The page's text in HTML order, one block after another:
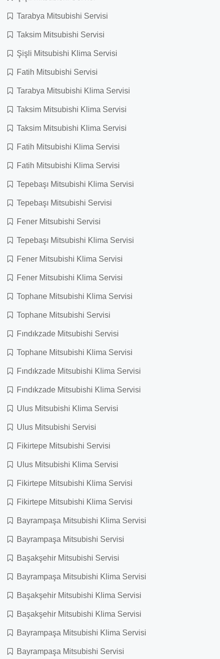
Tarabya Mitsubishi Servisi
Taksim Mitsubishi Servisi
Şişli Mitsubishi Klima Servisi
Fatih Mitsubishi Servisi
Tarabya Mitsubishi Klima Servisi
Taksim Mitsubishi Klima Servisi
Taksim Mitsubishi Klima Servisi
Fatih Mitsubishi Klima Servisi
Fatih Mitsubishi Klima Servisi
Tepebaşı Mitsubishi Klima Servisi
Tepebaşı Mitsubishi Servisi
Fener Mitsubishi Servisi
Tepebaşı Mitsubishi Klima Servisi
Fener Mitsubishi Klima Servisi
Fener Mitsubishi Klima Servisi
Tophane Mitsubishi Klima Servisi
Tophane Mitsubishi Servisi
Fındıkzade Mitsubishi Servisi
Tophane Mitsubishi Klima Servisi
Fındıkzade Mitsubishi Klima Servisi
Fındıkzade Mitsubishi Klima Servisi
Ulus Mitsubishi Klima Servisi
Ulus Mitsubishi Servisi
Fikirtepe Mitsubishi Servisi
Ulus Mitsubishi Klima Servisi
Fikirtepe Mitsubishi Klima Servisi
Fikirtepe Mitsubishi Klima Servisi
Bayrampaşa Mitsubishi Klima Servisi
Bayrampaşa Mitsubishi Servisi
Başakşehir Mitsubishi Servisi
Bayrampaşa Mitsubishi Klima Servisi
Başakşehir Mitsubishi Klima Servisi
Başakşehir Mitsubishi Klima Servisi
Bayrampaşa Mitsubishi Klima Servisi
Bayrampaşa Mitsubishi Servisi